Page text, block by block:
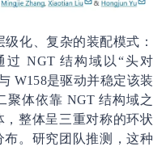
化、复杂的装配模式：
过 NGT 结构域以“头对
W158是驱动并稳定该装
聚体依靠 NGT 结构域之
整体呈三重对称的环状
。研究团队推测，这种